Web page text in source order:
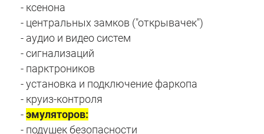
- ксенона
- центральных замков ("открывачек")
- аудио и видео систем
- сигнализаций
- парктроников
- установка и подключение фаркопа
- круиз-контроля
-эмуляторов:
- подушек безопасности